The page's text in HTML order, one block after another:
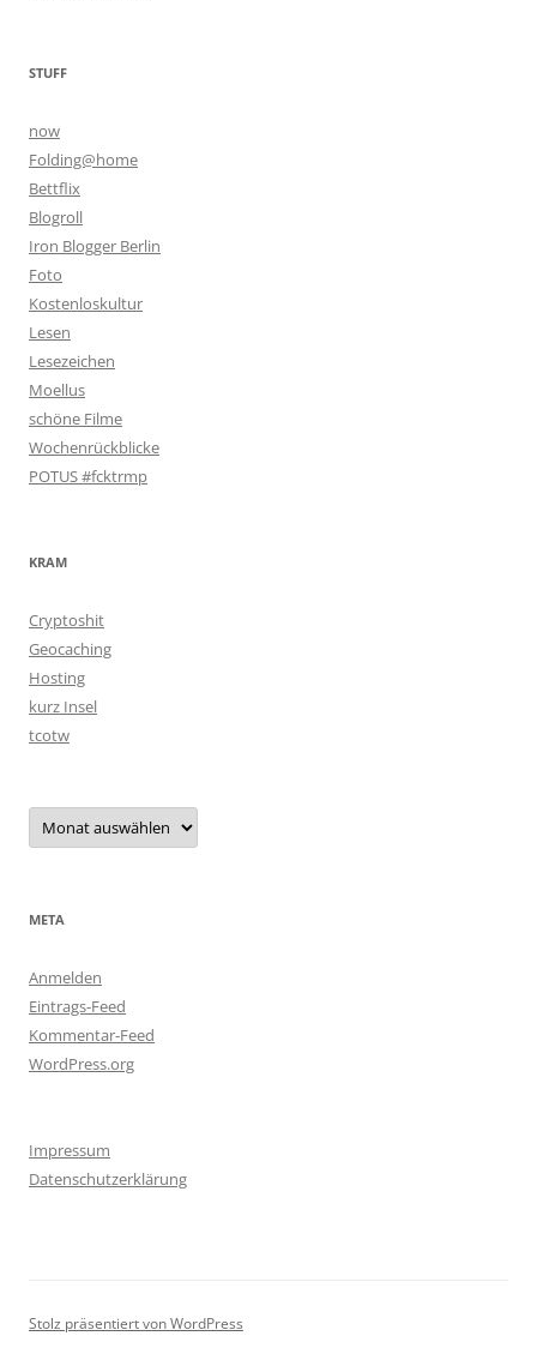
STUFF
now
Folding@home
Bettflix
Blogroll
Iron Blogger Berlin
Foto
Kostenloskultur
Lesen
Lesezeichen
Moellus
schöne Filme
Wochenrückblicke
POTUS #fcktrmp
KRAM
Cryptoshit
Geocaching
Hosting
kurz Insel
tcotw
Archiv
META
Anmelden
Eintrags-Feed
Kommentar-Feed
WordPress.org
Impressum
Datenschutzerklärung
Stolz präsentiert von WordPress